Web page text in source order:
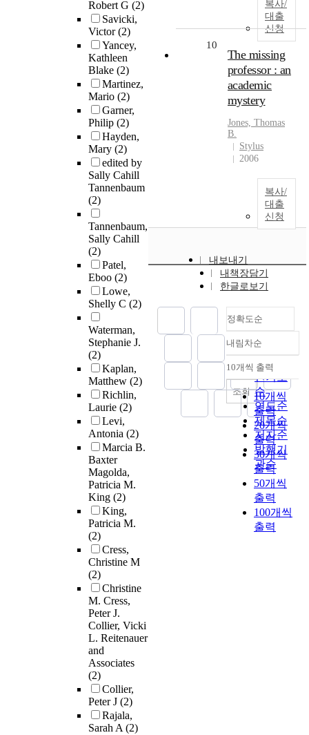
Robert G (2)
Savicki,
Victor(2)
Yancey,
Kathleen
Blake (2)
Martinez,
Mario (2)
Garner,
Philip (2)
Hayden,
Mary (2)
edited by
Sally Cahill
Tannenbaum
(2)
Tannenbaum,
Sally Cahill
(2)
Patel,
Eboo (2)
Lowe,
Shelly C (2)
Waterman,
Stephanie J.
(2)
Kaplan,
Matthew (2)
Richlin,
Laurie (2)
Levi,
Antonia (2)
Marcia B.
Baxter
Magolda,
Patricia M.
King (2)
King,
Patricia M.
(2)
Cress,
Christine M
(2)
Christine
M. Cress,
Peter J.
Collier, Vicki
L. Reitenauer
and
Associates
(2)
Collier,
Peter J (2)
Rajala,
Sarah A(2)
복사/
대출
신청
10
The missing
professor : an
academic
mystery
Jones, Thomas
B.
Stylus
2006
복사/
대출
신청
내보내기
내책장담기
한글로보기
정확도순
정확도
순
인기도
순
연도순
제목순
저자순
발행기
관순
내림차순
내림차순
10개씩 출력
10개씩
출력
20개씩
출력
30개씩
출력
50개씩
출력
100개씩
출력
조회